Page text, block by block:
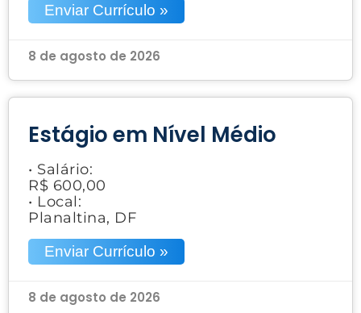
Enviar Currículo »
8 de agosto de 2026
Estágio em Nível Médio
• Salário:
R$ 600,00
• Local:
Planaltina, DF
Enviar Currículo »
8 de agosto de 2026